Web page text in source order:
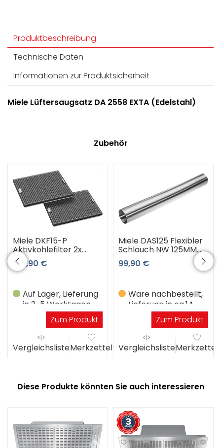
Produktbeschreibung
Technische Daten
Informationen zur Produktsicherheit
Miele Lüftersaugsatz DA 2558 EXTA (Edelstahl)
Zubehör
Miele DKF15-P
Aktivkohlefilter 2x
DKF11-P
106,90 €
Auf Lager, Lieferung
in 3-5 Werktagen
Zum Produkt
VergleichslisteMerkzettel
Miele DAS125 Flexibler
Schlauch NW 125MM
5M AL (Aluminium)
99,90 €
Ware nachbestellt,
Lieferung in ca.14
WerktagenZum Produkt
VergleichslisteMerkzettel
Diese Produkte könnten Sie auch interessieren